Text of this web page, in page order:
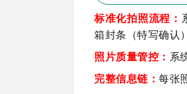
标准化拍照流程：
箱封条（特写确认
照片质量管控： 系
完整信息链：每张